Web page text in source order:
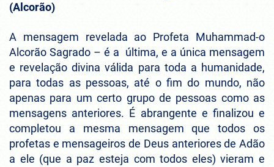
(Alcorão)
A mensagem revelada ao Profeta Muhammad-o
Alcorão Sagrado – é a última, e a única mensagem
e revelação divina válida para toda a humanidade,
para todas as pessoas, até o fim do mundo, não
apenas para um certo grupo de pessoas como as
mensagens anteriores. É abrangente e finalizou e
completou a mesma mensagem que todos os
profetas e mensageiros de Deus anteriores de Adão
a ele (que a paz esteja com todos eles) vieram e